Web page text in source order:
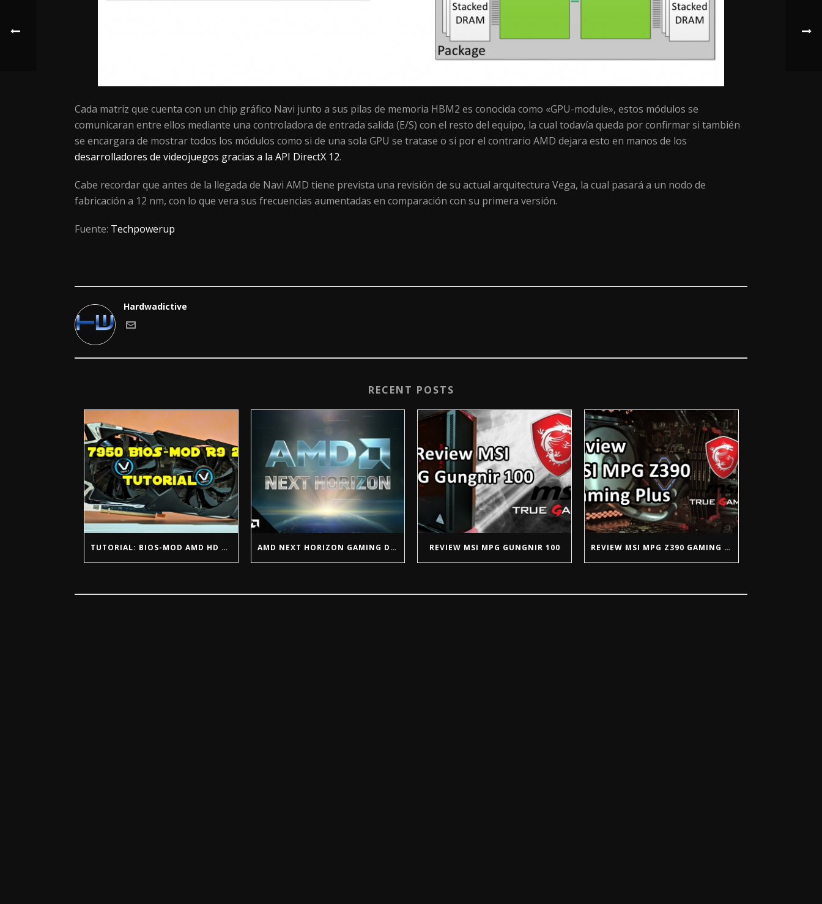
Cada matriz que cuenta con un chip gráfico Navi junto a sus pilas de memoria HBM2 es conocida como «GPU-module», estos módulos se
comunicaran entre ellos mediante una controladora de entrada salida (E/S) con el resto del equipo, la cual todavía queda por confirmar si también
se encargara de mostrar todos los módulos como si de una sola GPU se tratase o si por el contrario AMD dejara esto en manos de los
desarrolladores de videojuegos gracias a la API DirectX 12.
Cabe recordar que antes de la llegada de Navi AMD tiene prevista una revisión de su actual arquitectura Vega, la cual pasará a un nodo de
fabricación a 12 nm, con lo que vera sus frecuencias aumentadas en comparación con su primera versión.
Fuente: Techpowerup
Hardwadictive
RECENT POSTS
TUTORIAL: BIOS-MOD AMD HD 7950 @ R9 280 AMD NEXT HORIZON GAMING DESDE EL E3 2019 REVIEW MSI MPG GUNGNIR 100 REVIEW MSI MPG Z390 GAMING PLUS